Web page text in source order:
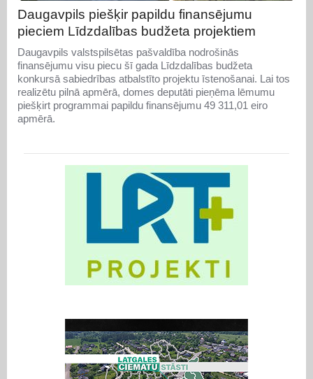
Daugavpils piešķir papildu finansējumu
pieciem Līdzdalības budžeta projektiem
Daugavpils valstspilsētas pašvaldība nodrošinās
finansējumu visu piecu šī gada Līdzdalības budžeta
konkursā sabiedrības atbalstīto projektu īstenošanai. Lai tos
realizētu pilnā apmērā, domes deputāti pieņēma lēmumu
piešķirt programmai papildu finansējumu 49 311,01 eiro
apmērā.